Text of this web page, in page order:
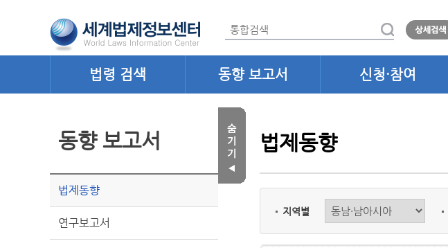
법령 검색 동향 보고서 신청·참여
동향 보고서
법제동향
연구보고서
법제동향
지역별